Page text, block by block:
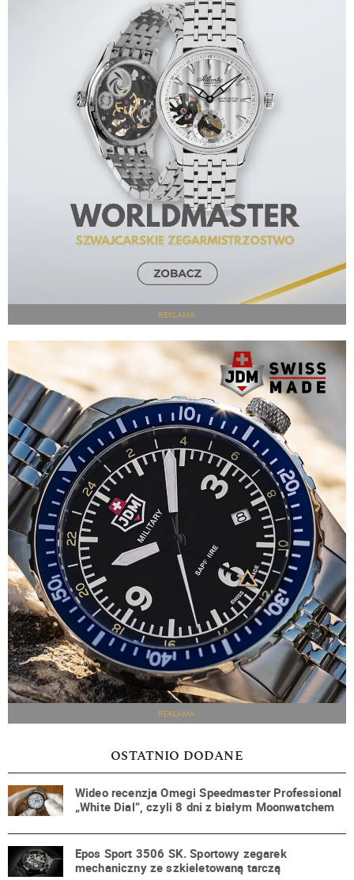
REKLAMA
REKLAMA
OSTATNIO DODANE
Wideo recenzja Omegi Speedmaster Professional
„White Dial”, czyli 8 dni z białym Moonwatchem
Epos Sport 3506 SK. Sportowy zegarek
mechaniczny ze szkieletowaną tarczą